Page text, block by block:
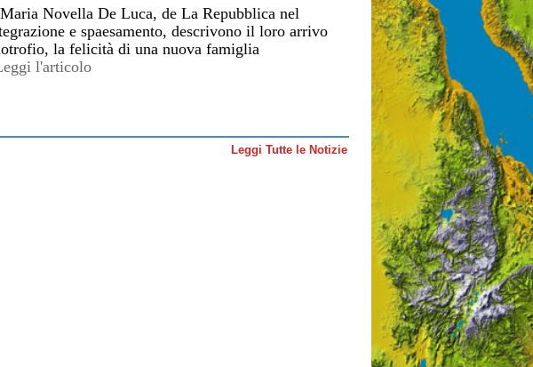
ogni settimana,
online
Novella De Luca, de La Repubblica nel
e spaesamento, descrivono il loro arrivo
la felicità di una nuova famiglia
l'articolo
Leggi Tutte le Notizie